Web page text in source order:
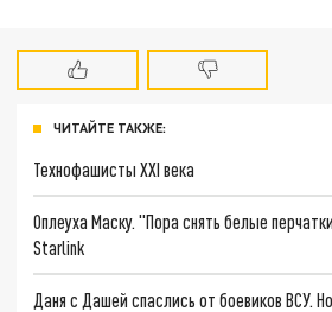
ЧИТАЙТЕ ТАКЖЕ:
Технофашисты XXI века
Оплеуха Маску. "Пора снять белые
Starlink
Даня с Дашей спаслись от боевиков ВСУ.